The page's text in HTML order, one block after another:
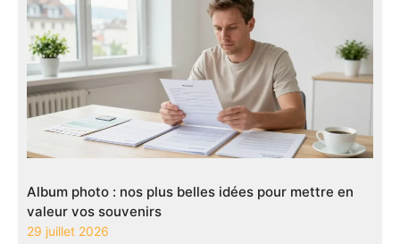
Album photo : nos plus belles idées pour mettre en
valeur vos souvenirs
29 juillet 2026